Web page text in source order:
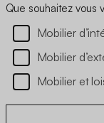
Que souhaitez vous
Mobilier
Mobilier
Mobilier et